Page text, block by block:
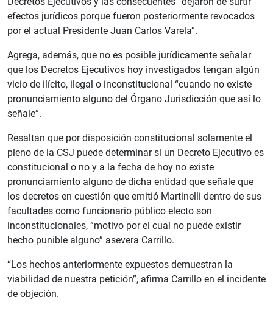
efectos jurídicos porque fueron posteriormente revocados
por el actual Presidente Juan Carlos Varela”.
Agrega, además, que no es posible jurídicamente señalar
que los Decretos Ejecutivos hoy investigados tengan algún
vicio de ilícito, ilegal o inconstitucional “cuando no existe
pronunciamiento alguno del Órgano Jurisdicción que así lo
señale”.
Resaltan que por disposición constitucional solamente el
pleno de la CSJ puede determinar si un Decreto Ejecutivo es
constitucional o no y a la fecha de hoy no existe
pronunciamiento alguno de dicha entidad que señale que
los decretos en cuestión que emitió Martinelli dentro de sus
facultades como funcionario público electo son
inconstitucionales, “motivo por el cual no puede existir
hecho punible alguno” asevera Carrillo.
“Los hechos anteriormente expuestos demuestran la
viabilidad de nuestra petición”, afirma Carrillo en el incidente
de objeción.